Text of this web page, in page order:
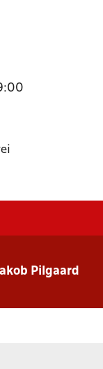
Pilgaard